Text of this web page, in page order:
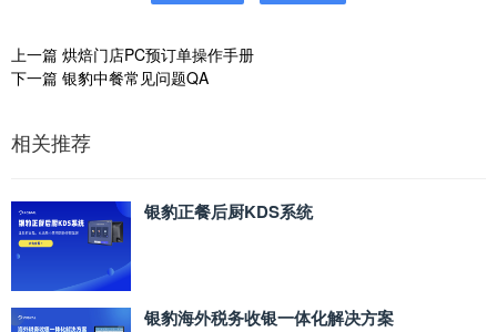
上一篇 烘焙门店PC预订单操作手册
下一篇 银豹中餐常见问题QA
相关推荐
银豹正餐后厨KDS系统
银豹海外税务收银一体化解决方案